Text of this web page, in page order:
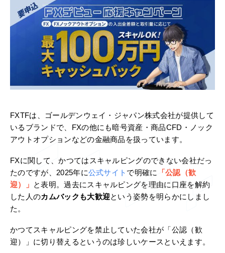
FXTFは、ゴールデンウェイ・ジャパン株式会社が提供して
いるブランドで、FXの他にも暗号資産・商品CFD・ノック
アウトオプションなどの金融商品を扱っています。
FXに関して、かつてはスキャルピングのできない会社だっ
たのですが、2025年に公式サイト で明確に
「公認（歓
迎）」
と表明。過去にスキャルピングを理由に口座を解約
した人のカムバックも大歓迎という姿勢を明らかにしまし
た。
かつてスキャルピングを禁止していた会社が「公認（歓
迎）」に切り替えるというのは珍しいケースといえます。